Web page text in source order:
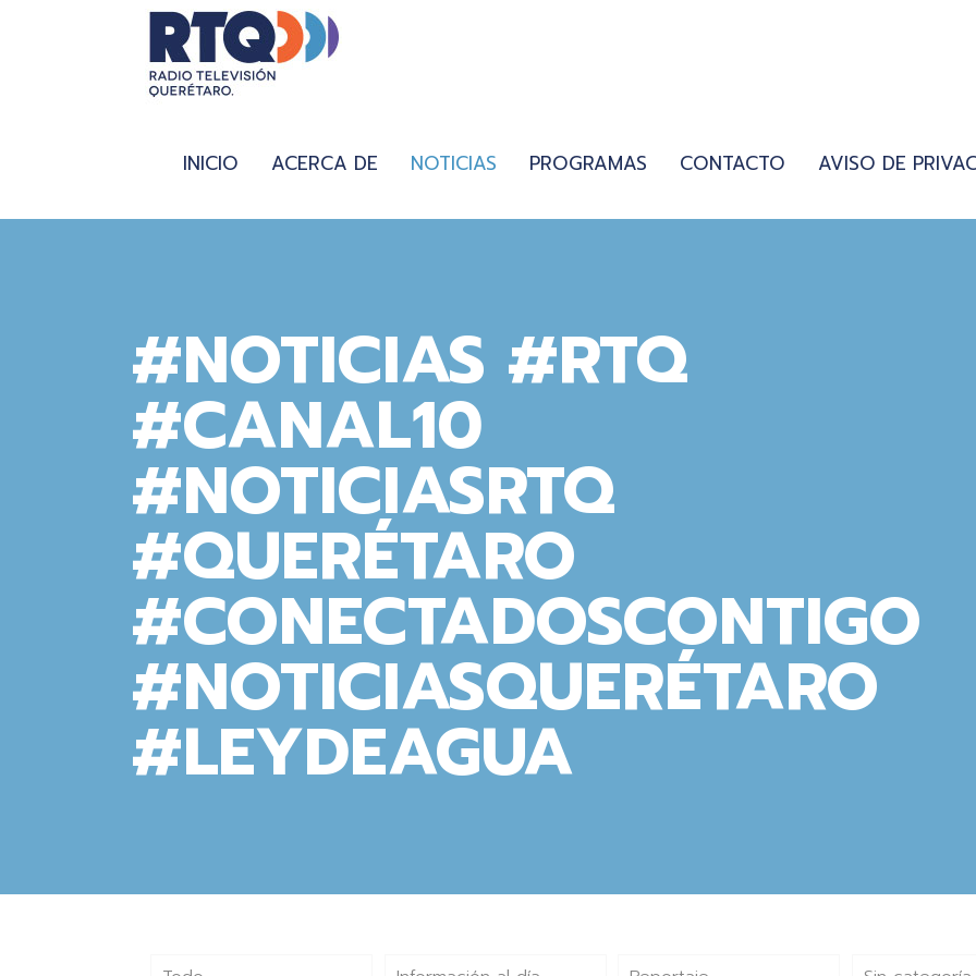
INICIO ACERCA DE NOTICIAS PROGRAMAS CONTACTO AVISO DE
#NOTICIAS #RTQ
#CANAL10
#NOTICIASRTQ
#QUERÉTARO
#CONECTADOSCONTIGO
#NOTICIASQUERÉTARO
#LEYDEAGUA